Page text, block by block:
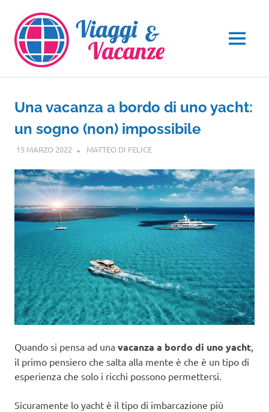
contenuto
MENU
Una vacanza a bordo di uno yacht:
un sogno (non) impossibile
15 MARZO 2022 MATTEO DI FELICEGUIDE
Quando si pensa ad una vacanza a bordo di uno yacht
il primo pensiero che salta alla mente è che è un tipo di
esperienza che solo i ricchi possono permettersi.
Sicuramente lo yacht è il tipo di imbarcazione più